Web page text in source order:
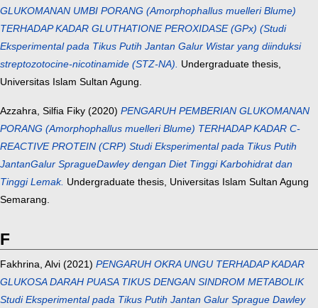
GLUKOMANAN UMBI PORANG (Amorphophallus muelleri Blume)
TERHADAP KADAR GLUTHATIONE PEROXIDASE (GPx) (Studi
Eksperimental pada Tikus Putih Jantan Galur Wistar yang diinduksi
streptozotocine-nicotinamide (STZ-NA). Undergraduate thesis,
Universitas Islam Sultan Agung.
Azzahra, Silfia Fiky (2020) PENGARUH PEMBERIAN GLUKOMANAN
PORANG (Amorphophallus muelleri Blume) TERHADAP KADAR C-
REACTIVE PROTEIN (CRP) Studi Eksperimental pada Tikus Putih
JantanGalur SpragueDawley dengan Diet Tinggi Karbohidrat dan
Tinggi Lemak. Undergraduate thesis, Universitas Islam Sultan Agung
Semarang.
F
Fakhrina, Alvi (2021) PENGARUH OKRA UNGU TERHADAP KADAR
GLUKOSA DARAH PUASA TIKUS DENGAN SINDROM METABOLIK
Studi Eksperimental pada Tikus Putih Jantan Galur Sprague Dawley